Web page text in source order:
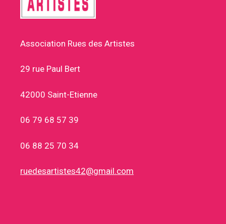
Association Rues des Artistes
29 rue Paul Bert
42000 Saint-Etienne
06 79 68 57 39
06 88 25 70 34
ruedesartistes42@gmail.com